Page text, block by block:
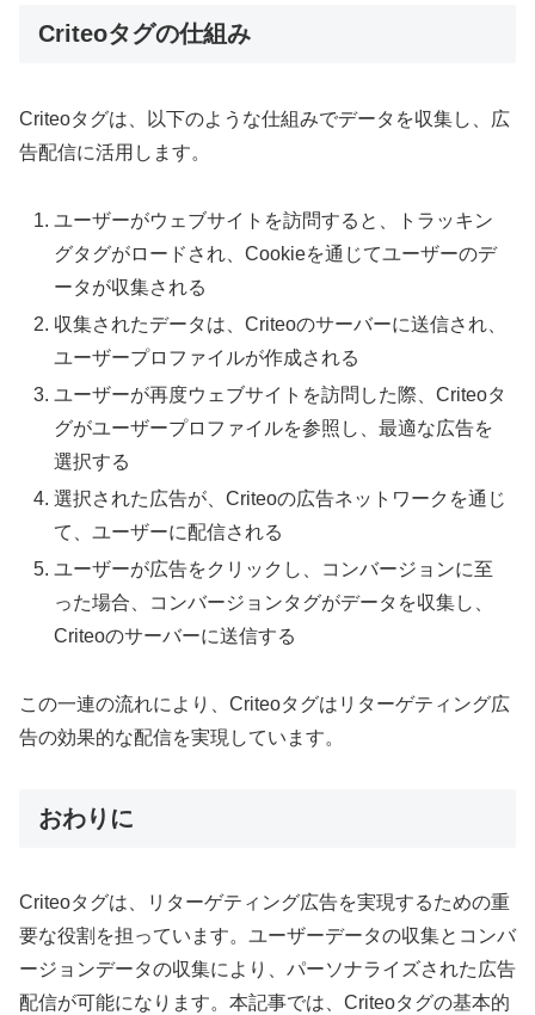
Criteoタグの仕組み
Criteoタグは、以下のような仕組みでデータを収集し、広
告配信に活用します。
ユーザーがウェブサイトを訪問すると、トラッキン
グタグがロードされ、Cookieを通じてユーザーのデ
ータが収集される
収集されたデータは、Criteoのサーバーに送信され、
ユーザープロファイルが作成される
ユーザーが再度ウェブサイトを訪問した際、Criteoタ
グがユーザープロファイルを参照し、最適な広告を
選択する
選択された広告が、Criteoの広告ネットワークを通じ
て、ユーザーに配信される
ユーザーが広告をクリックし、コンバージョンに至
った場合、コンバージョンタグがデータを収集し、
Criteoのサーバーに送信する
この一連の流れにより、Criteoタグはリターゲティング広
告の効果的な配信を実現しています。
おわりに
Criteoタグは、リターゲティング広告を実現するための重
要な役割を担っています。ユーザーデータの収集とコンバ
ージョンデータの収集により、パーソナライズされた広告
配信が可能になります。本記事では、Criteoタグの基本的